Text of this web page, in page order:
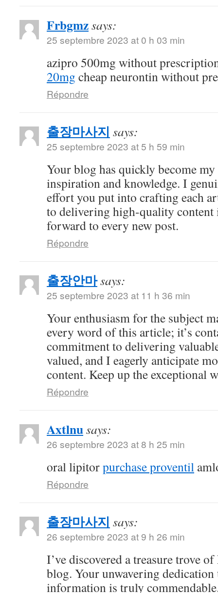
Frbgmzsays:
25 septembre 2023 at 0 h 03 min
azipro 500mg without
20mg cheap neurontin without
Répondre
출장마사지 says:
25 septembre 2023 at 5 h 59 min
Your blog has quickly become
inspiration and knowledge. I
effort you put into crafting each
to delivering high-quality content
forward to every new post.
Répondre
출장안마says:
25 septembre 2023 at 11 h 36 min
Your enthusiasm for the subject
every word of this article; it’s
commitment to delivering
valued, and I eagerly anticipate
content. Keep up the exceptional
Répondre
Axtlnusays:
26 septembre 2023 at 8 h 25 min
oral lipitorpurchase proventil
Répondre
출장마사지 says:
26 septembre 2023 at 9 h 26 min
I’ve discovered a treasure trove
blog. Your unwavering
information is truly